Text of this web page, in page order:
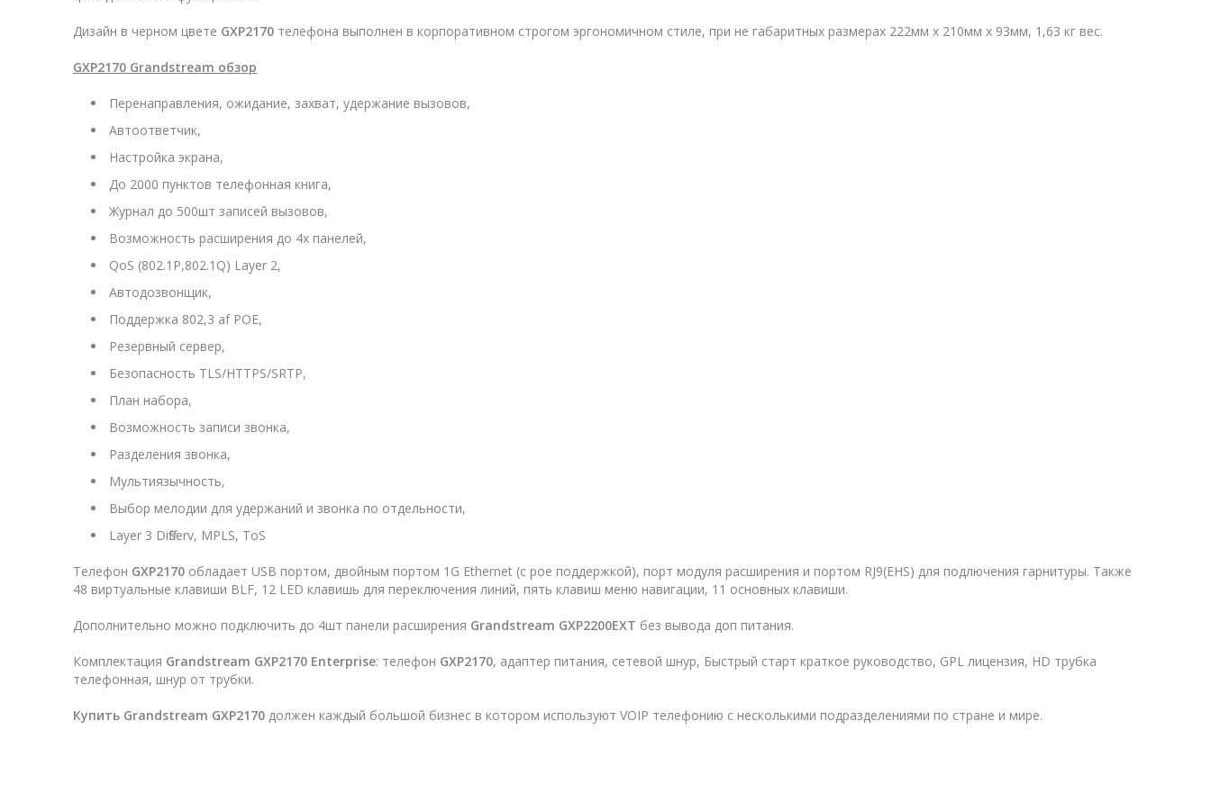
Дизайн в черном цвете GXP2170 телефона выполнен в корпоративном строгом эргономичном стиле, при не габаритных размерах 222мм х 210мм х 93мм, 1,63 кг вес.
GXP2170 Grandstream обзор
Перенаправления, ожидание, захват, удержание вызовов,
Автоответчик,
Настройка экрана,
До 2000 пунктов телефонная книга,
Журнал до 500шт записей вызовов,
Возможность расширения до 4х панелей,
QoS (802.1P,802.1Q) Layer 2,
Автодозвонщик,
Поддержка 802,3 af РОЕ,
Резервный сервер,
Безопасность TLS/HTTPS/SRTP,
План набора,
Возможность записи звонкa,
Разделения звонка,
Мультиязычность,
Выбор мелодии для удержаний и звонка по отдельности,
Layer 3 DiffServ, MPLS, ToS
Телефон GXP2170 обладает USB портом, двойным портом 1G Ethernet (c рое поддержкой), порт модуля расширения и портом RJ9(EHS) для подлючения гарнитуры. Также
48 виртуальные клавиши BLF, 12 LED клавишь для переключения линий, пять клавиш меню навигации, 11 основных клавиши.
Дополнительно можно подключить до 4шт панели расширения Grandstream GXP2200EXT без вывода доп питания.
Комплектация Grandstream GXP2170 Enterprise: телефон GXP2170, адаптер питания, сетевой шнур, Быстрый старт краткое руководство, GPL лицензия, HD трубка
телефонная, шнур от трубки.
Купить Grandstream GXP2170 должен каждый большой бизнес в котором используют VOIP телефонию с несколькими подразделениями по стране и мире.